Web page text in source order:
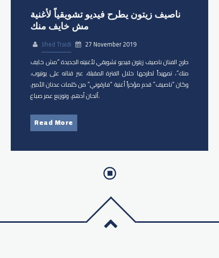
ناصيف زيتون يطرح فيديو تشويقياً لأغنية
مش خايف منك
Jihed Traidi
27 November 2019
طرح الفنان ناصيف زيتون فيديو تشويقي لأغنيته الجديدة “مش خايف
منك”، تمهيداً لطرحها خلال الفترة المقبلة، عبر قناته على يوتيوب.
وكان “ناصيف” قدم مؤخراً أغنية “فارقوني” من كلمات عدنان الأمير،
ألحان أدهم، وتوزيع عمر صباغ.
Read More